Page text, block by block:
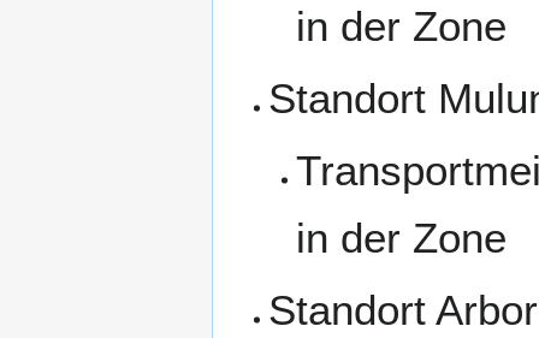
in der Zone
Standort
in der Zone
Standort